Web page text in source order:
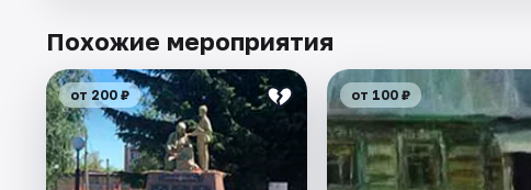
Похожие мероприятия
от 200 ₽ от 100 ₽